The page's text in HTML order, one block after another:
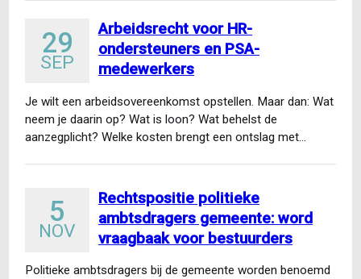
29
SEP
Arbeidsrecht voor HR-
ondersteuners en PSA-
medewerkers
Je wilt een arbeidsovereenkomst opstellen. Maar dan: Wat
neem je daarin op? Wat is loon? Wat behelst de
aanzegplicht? Welke kosten brengt een ontslag met…
5
NOV
Rechtspositie politieke
ambtsdragers gemeente: word
vraagbaak voor bestuurders
Politieke ambtsdragers bij de gemeente worden benoemd